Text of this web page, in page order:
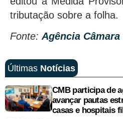
tributação sobre a folha.
Fonte: Agência
Últimas Notícias
CMB participa de
avançar pautas
casas e hospitais